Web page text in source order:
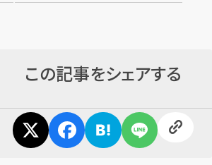
まずはお電話 で無料査定
この記事をシェアする